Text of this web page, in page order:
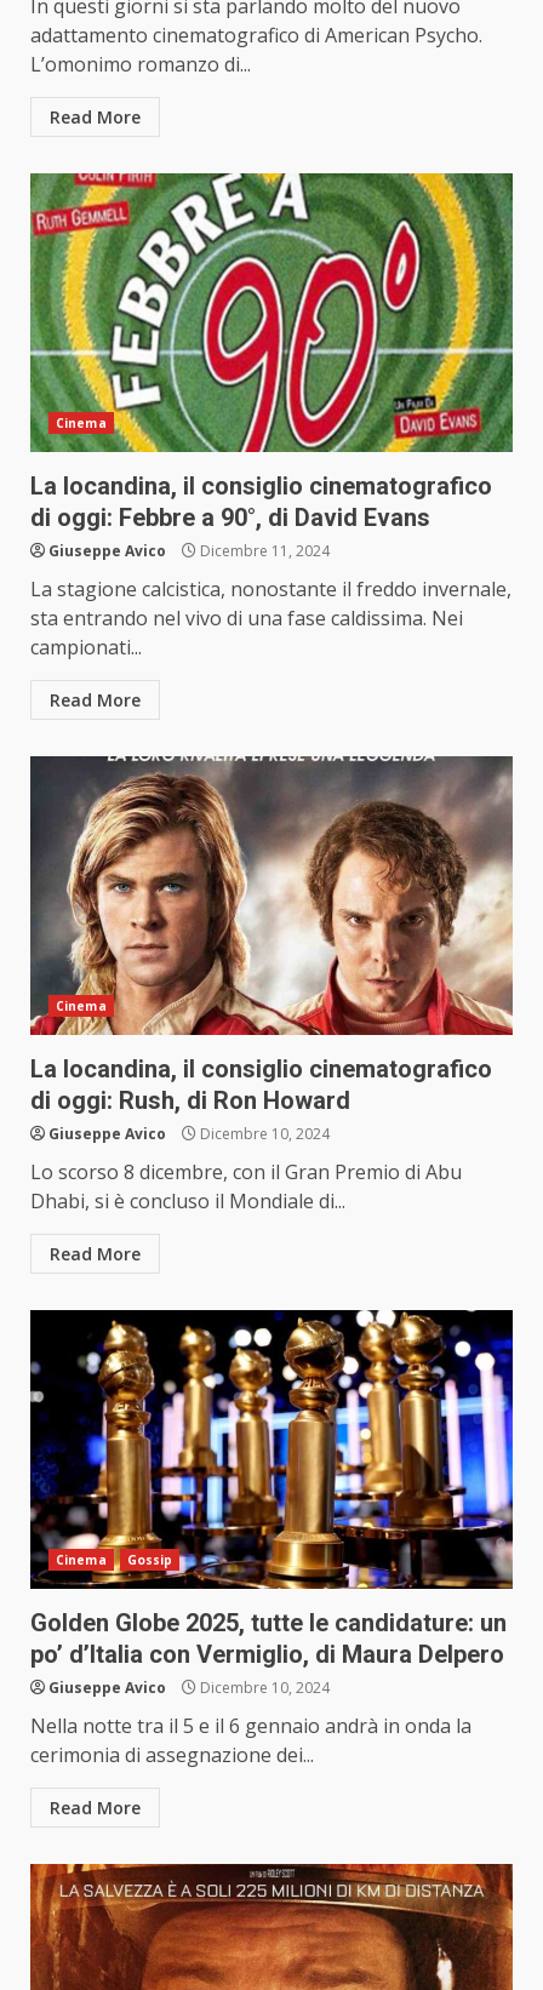
In questi giorni si sta parlando molto del nuovo
adattamento cinematografico di American Psycho.
L’omonimo romanzo di...
Read More
Cinema
La locandina, il consiglio cinematografico
di oggi: Febbre a 90°, di David Evans
Giuseppe Avico Dicembre 11, 2024
La stagione calcistica, nonostante il freddo invernale,
sta entrando nel vivo di una fase caldissima. Nei
campionati...
Read More
Cinema
La locandina, il consiglio cinematografico
di oggi: Rush, di Ron Howard
Giuseppe Avico Dicembre 10, 2024
Lo scorso 8 dicembre, con il Gran Premio di Abu
Dhabi, si è concluso il Mondiale di...
Read More
Cinema Gossip
Golden Globe 2025, tutte le candidature: un
po’ d’Italia con Vermiglio, di Maura Delpero
Giuseppe Avico Dicembre 10, 2024
Nella notte tra il 5 e il 6 gennaio andrà in onda la
cerimonia di assegnazione dei...
Read More